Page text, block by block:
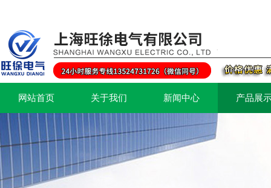
网站首页 关于我们 新闻中心 产品展